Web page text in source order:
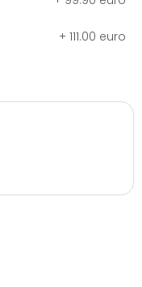
+ 111.00 euro